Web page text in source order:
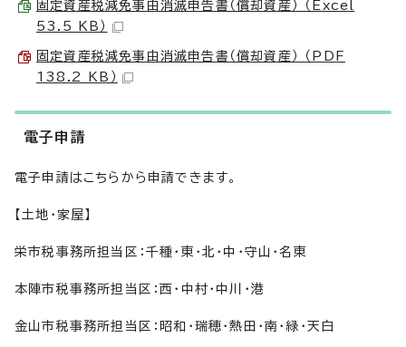
固定資産税減免事由消滅申告書（償却資産） （Excel
53.5 KB）
固定資産税減免事由消滅申告書（償却資産） （PDF
138.2 KB）
電子申請
電子申請はこちらから申請できます。
【土地・家屋】
栄市税事務所担当区：千種・東・北・中・守山・名東
本陣市税事務所担当区：西・中村・中川・港
金山市税事務所担当区：昭和・瑞穂・熱田・南・緑・天白